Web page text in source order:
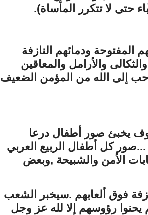
حتى لا تتكرر المأساة).
ودمائهم النازفة
والأرامل والمعاقين
إلى الله من المؤمن الضعيف
يخبئ صور أطفال درعا
كل أطفال الربيع العربي
الأمن والشبيحة ,وبعض
فوق ألعابهم .سيخبر الشعب
يحنوا رؤوسهم إلا لله عز وجل